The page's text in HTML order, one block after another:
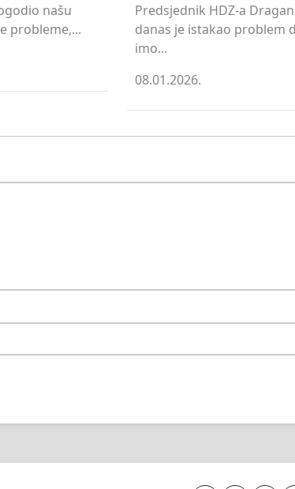
našu
probleme,...
Predsjednik HDZ-a
danas je istakao problem
imo...
08.01.2026.